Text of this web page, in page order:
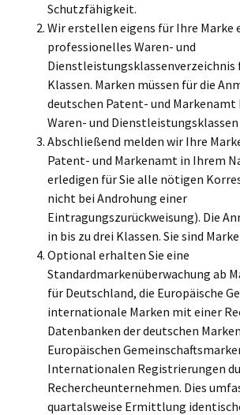
Schutzfähigkeit.
Wir erstellen eigens für Ihre Marke
professionelles Waren- und
Dienstleistungsklassenverzeichnis
Klassen. Marken müssen für die
deutschen Patent- und
Waren- und
Abschließend melden wir Ihre
Patent- und Markenamt in Ihrem
erledigen für Sie alle nötigen
nicht bei Androhung einer
Eintragungszurückweisung). Die
in bis zu drei Klassen. Sie sind
Optional erhalten Sie eine
Standardmarkenüberwachung ab
für Deutschland, die Europäische
internationale Marken mit einer
Datenbanken der deutschen
Europäischen
Internationalen Registrierungen
Rechercheunternehmen. Dies
quartalsweise Ermittlung